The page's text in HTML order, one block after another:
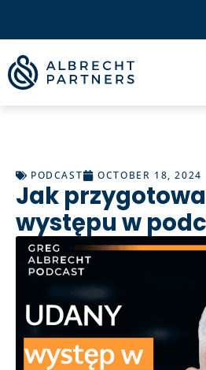
PODCAST OCTOBER 18, 2024
Jak
występu w